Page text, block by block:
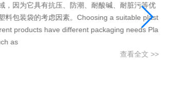
意洗白色的衣服。事实上，洗白色衣服还有一个
涂上一些肥皂。In summer, the annoying thing
of clothing is difficult to clean once it is conta
查看全文 >>